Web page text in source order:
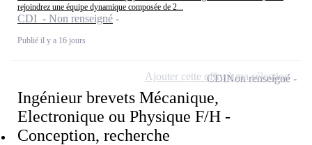
rejoindrez une équipe dynamique composée de 2...
CDI - Non renseigné
Publié il y a 16 jours
Ingénieur brevets Mécanique,
Electronique ou Physique F/H -
Conception, recherche
CDINon renseigné
Ajouter cette offre à ma sélection